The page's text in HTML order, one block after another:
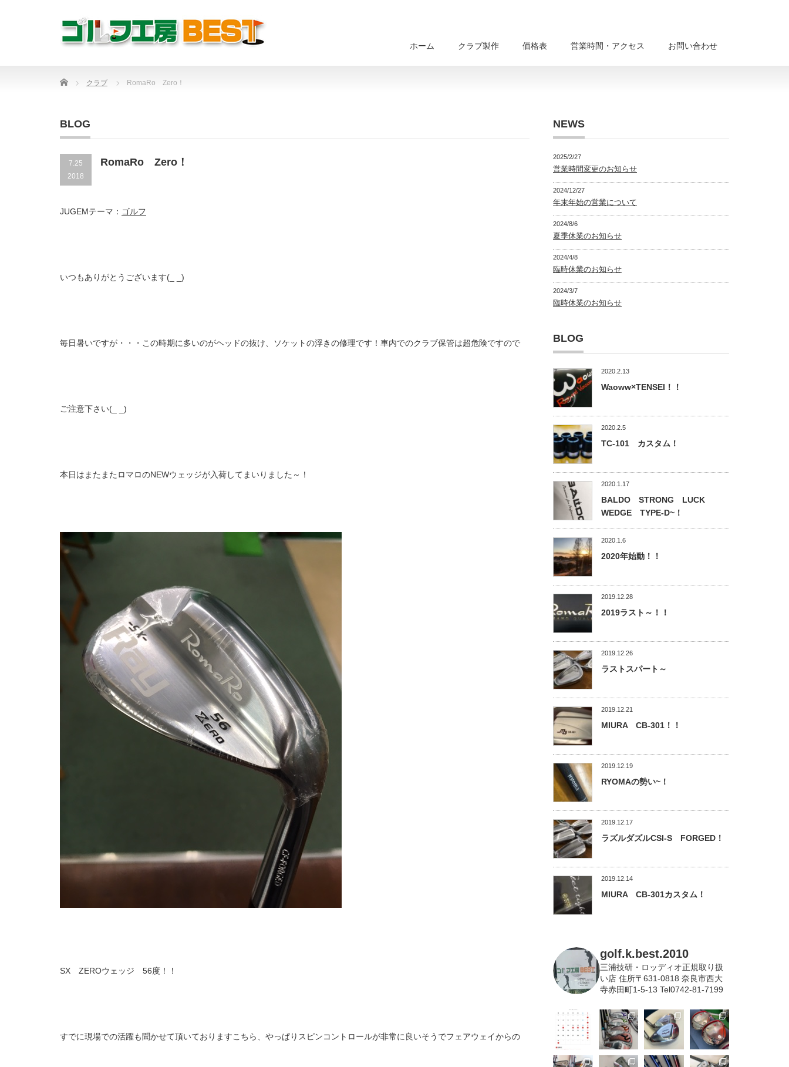
ホーム クラブ製作 価格表 営業時間・アクセス お問い合わせ
Home クラブ RomaRo Zero！
BLOG
7.25
2018
RomaRo Zero！
JUGEMテーマ： ゴルフ
いつもありがとうございます(_ _)
毎日暑いですが・・・この時期に多いのがヘッドの抜け、ソケットの浮きの修理です！車内でのクラブ保管は超危険ですので
ご注意下さい(_ _)
本日はまたまたロマロのNEWウェッジが入荷してまいりました～！
SX ZEROウェッジ 56度！！
すでに現場での活躍も聞かせて頂いておりますこちら、やっぱりスピンコントロールが非常に良いそうでフェアウェイからの
NEWS
2025/2/27
営業時間変更のお知らせ
2024/12/27
年末年始の営業について
2024/8/6
夏季休業のお知らせ
2024/4/8
臨時休業のお知らせ
2024/3/7
臨時休業のお知らせ
BLOG
2020.2.13
Waoww×TENSEI！！
2020.2.5
TC-101 カスタム！
2020.1.17
BALDO STRONG LUCK
WEDGE TYPE-D~！
2020.1.6
2020年始動！！
2019.12.28
2019ラスト～！！
2019.12.26
ラストスパート～
2019.12.21
MIURA CB-301！！
2019.12.19
RYOMAの勢い~！
2019.12.17
ラズルダズルCSI-S FORGED！
2019.12.14
MIURA CB-301カスタム！
golf.k.best.2010
三浦技研・ロッディオ正規取り扱
い店 住所〒631-0818 奈良市西大
寺赤田町1-5-13 Tel0742-81-7199